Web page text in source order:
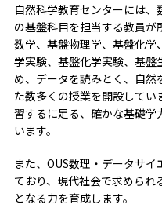
自然科学教育センターには
の基盤科目を担当する教員
数学、基盤物理学、基盤化
学実験、基盤化学実験、基盤
め、データを読みとく、自
た数多くの授業を開設して
習するに足る、確かな基礎学
います。
また、OUS数理・データサ
ており、現代社会で求めら
となる力を育成します。